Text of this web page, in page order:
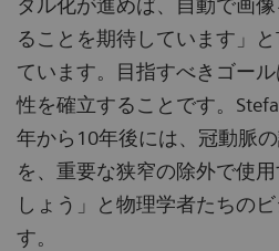
タル化が進めば、自動で画
ることを期待しています」
ています。目指すべきゴー
性を確立することです。
年から10年後には、冠動脈
を、重要な狭窄の除外で使
しょう」と物理学者たちの
す。